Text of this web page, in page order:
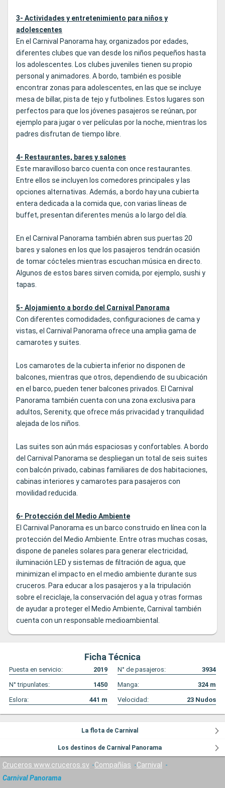
3- Actividades y entretenimiento para niños y
adolescentes
En el Carnival Panorama hay, organizados por edades,
diferentes clubes que van desde los niños pequeños hasta
los adolescentes. Los clubes juveniles tienen su propio
personal y animadores. A bordo, también es posible
encontrar zonas para adolescentes, en las que se incluye
mesa de billar, pista de tejo y futbolines. Estos lugares son
perfectos para que los jóvenes pasajeros se reúnan, por
ejemplo para jugar o ver películas por la noche, mientras los
padres disfrutan de tiempo libre.
4- Restaurantes, bares y salones
Este maravilloso barco cuenta con once restaurantes.
Entre ellos se incluyen los comedores principales y las
opciones alternativas. Además, a bordo hay una cubierta
entera dedicada a la comida que, con varias líneas de
buffet, presentan diferentes menús a lo largo del día.
En el Carnival Panorama también abren sus puertas 20
bares y salones en los que los pasajeros tendrán ocasión
de tomar cócteles mientras escuchan música en directo.
Algunos de estos bares sirven comida, por ejemplo, sushi y
tapas.
5- Alojamiento a bordo del Carnival Panorama
Con diferentes comodidades, configuraciones de cama y
vistas, el Carnival Panorama ofrece una amplia gama de
camarotes y suites.
Los camarotes de la cubierta inferior no disponen de
balcones, mientras que otros, dependiendo de su ubicación
en el barco, pueden tener balcones privados. El Carnival
Panorama también cuenta con una zona exclusiva para
adultos, Serenity, que ofrece más privacidad y tranquilidad
alejada de los niños.
Las suites son aún más espaciosas y confortables. A bordo
del Carnival Panorama se despliegan un total de seis suites
con balcón privado, cabinas familiares de dos habitaciones,
cabinas interiores y camarotes para pasajeros con
movilidad reducida.
6- Protección del Medio Ambiente
El Carnival Panorama es un barco construido en línea con la
protección del Medio Ambiente. Entre otras muchas cosas,
dispone de paneles solares para generar electricidad,
iluminación LED y sistemas de filtración de agua, que
minimizan el impacto en el medio ambiente durante sus
cruceros. Para educar a los pasajeros y a la tripulación
sobre el reciclaje, la conservación del agua y otras formas
de ayudar a proteger el Medio Ambiente, Carnival también
cuenta con un responsable medioambiental.
Ficha Técnica
Puesta en servicio: 2019 N° de pasajeros:
3934
N° tripunlates:
1450 Manga: 324 m
Eslora:
441 m Velocidad: 23 Nudos
La flota de Carnival
Los destinos de Carnival Panorama
Cruceros www.cruceros.sv Compañías
Carnival
Carnival Panorama